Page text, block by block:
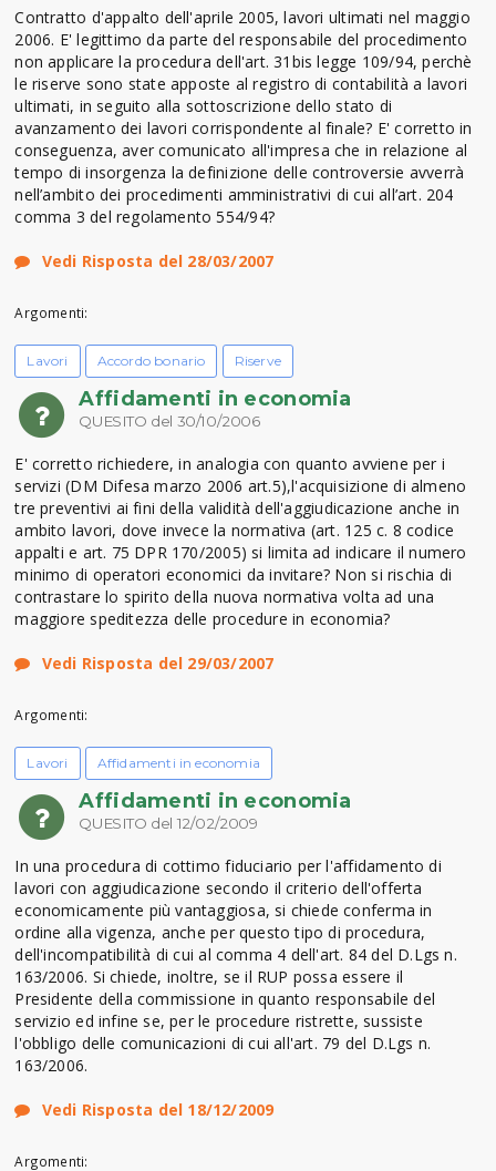
Contratto d'appalto dell'aprile 2005, lavori ultimati nel maggio
2006. E' legittimo da parte del responsabile del procedimento
non applicare la procedura dell'art. 31bis legge 109/94, perchè
le riserve sono state apposte al registro di contabilità a lavori
ultimati, in seguito alla sottoscrizione dello stato di
avanzamento dei lavori corrispondente al finale? E' corretto in
conseguenza, aver comunicato all'impresa che in relazione al
tempo di insorgenza la definizione delle controversie avverrà
nell’ambito dei procedimenti amministrativi di cui all’art. 204
comma 3 del regolamento 554/94?
Vedi Risposta del 28/03/2007
Argomenti:
Lavori Accordo bonario Riserve
Affidamenti in economia
QUESITO del 30/10/2006
E' corretto richiedere, in analogia con quanto avviene per i
servizi (DM Difesa marzo 2006 art.5),l'acquisizione di almeno
tre preventivi ai fini della validità dell'aggiudicazione anche in
ambito lavori, dove invece la normativa (art. 125 c. 8 codice
appalti e art. 75 DPR 170/2005) si limita ad indicare il numero
minimo di operatori economici da invitare? Non si rischia di
contrastare lo spirito della nuova normativa volta ad una
maggiore speditezza delle procedure in economia?
Vedi Risposta del 29/03/2007
Argomenti:
Lavori Affidamenti in economia
Affidamenti in economia
QUESITO del 12/02/2009
In una procedura di cottimo fiduciario per l'affidamento di
lavori con aggiudicazione secondo il criterio dell'offerta
economicamente più vantaggiosa, si chiede conferma in
ordine alla vigenza, anche per questo tipo di procedura,
dell'incompatibilità di cui al comma 4 dell'art. 84 del D.Lgs n.
163/2006. Si chiede, inoltre, se il RUP possa essere il
Presidente della commissione in quanto responsabile del
servizio ed infine se, per le procedure ristrette, sussiste
l'obbligo delle comunicazioni di cui all'art. 79 del D.Lgs n.
163/2006.
Vedi Risposta del 18/12/2009
Argomenti: